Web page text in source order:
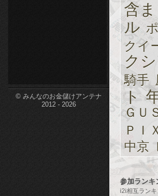
© みんなのお金儲けアンテナ
2012 - 2026
含ま
ル
クイ
ク
騎手
ト
ＧＵ
ＰＩ
中京
参加ランキ
i2i相互ランキ